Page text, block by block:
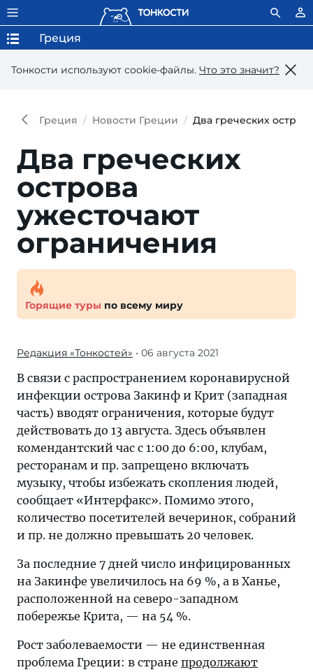
Тонкости используют сookie-файлы. Что это значит?
Греция
Греция Новости Греции Два греческих
Два греческих
острова
ужесточают
ограничения
Горящие туры по всему миру
Редакция «Тонкостей» • 06 августа 2021
В связи с распространением коронавирусной
инфекции острова Закинф и Крит (западная
часть) вводят ограничения, которые будут
действовать до 13 августа. Здесь объявлен
комендантский час с 1:00 до 6:00, клубам,
ресторанам и пр. запрещено включать
музыку, чтобы избежать скопления людей,
сообщает «Интерфакс». Помимо этого,
количество посетителей вечеринок, собраний
и пр. не должно превышать 20 человек.
За последние 7 дней число инфицированных
на Закинфе увеличилось на 69 %, а в Ханье,
расположенной на северо-западном
побережье Крита, — на 54 %.
Рост заболеваемости — не единственная
проблема Греции: в стране продолжают